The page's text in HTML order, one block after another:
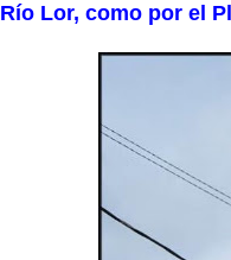
Lor, como por el